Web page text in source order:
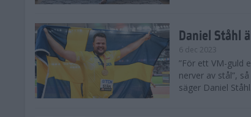
Daniel Ståhl
6 dec 2023
”För ett VM-guld
nerver av stål”,
säger Daniel Ståhl.